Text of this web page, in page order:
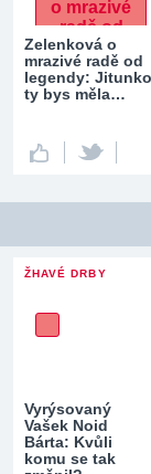
Zelenková o
mrazivé radě od
legendy:
ty bys měla…
ŽHAVÉ DRBY
Vyrýsovaný
Vašek Noid
Bárta: Kvůli
komu se tak